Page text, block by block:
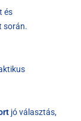
és
során.
jó választás,